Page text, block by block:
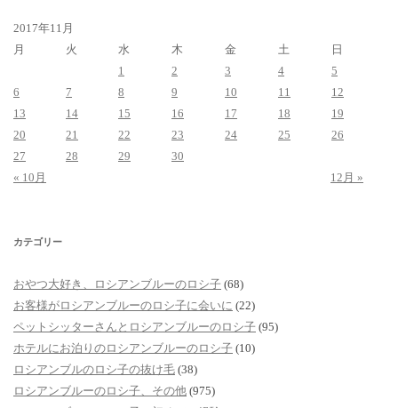
2017年11月
月
火 水 木 金 土
日
1
2 3 4
5
6
7 8 9 10 11
12
13
14 15 16 17 18
19
20
21 22 23 24 25
26
27
28 29
30
« 10月
12月 »
カテゴリー
おやつ大好き、ロシアンブルーのロシ子 (68)
お客様がロシアンブルーのロシ子に会いに (22)
ペットシッターさんとロシアンブルーのロシ子 (95)
ホテルにお泊りのロシアンブルーのロシ子 (10)
ロシアンブルのロシ子の抜け毛 (38)
ロシアンブルーのロシ子、その他 (975)